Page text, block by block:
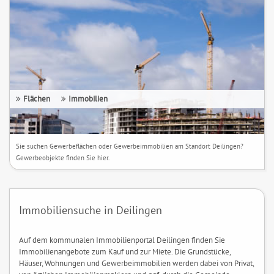
Flächen Immobilien
Sie suchen Gewerbeflächen oder Gewerbeimmobilien am Standort Deilingen?
Gewerbeobjekte finden Sie hier.
Immobiliensuche in Deilingen
Auf dem kommunalen Immobilienportal Deilingen finden Sie
Immobilienangebote zum Kauf und zur Miete. Die Grundstücke,
Häuser, Wohnungen und Gewerbeimmobilien werden dabei von Privat,